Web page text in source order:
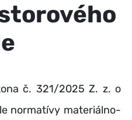
č. 321/2025 Z. z. o
normatívy materiálno-